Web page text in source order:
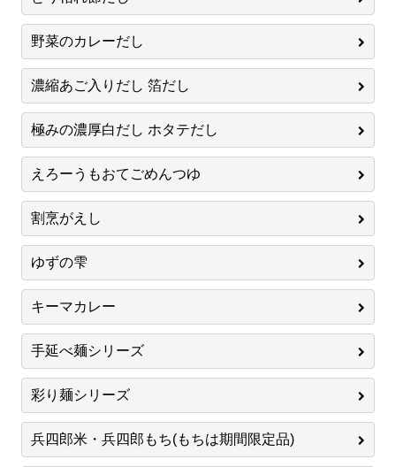
野菜のカレーだし
濃縮あご入りだし 箔だし
極みの濃厚白だし ホタテだし
えろーうもおてごめんつゆ
割烹がえし
ゆずの雫
キーマカレー
手延べ麺シリーズ
彩り麺シリーズ
兵四郎米・兵四郎もち(もちは期間限定品)